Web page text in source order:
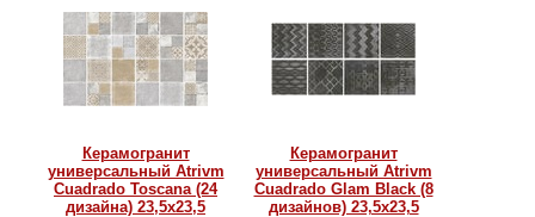
Керамогранит
универсальный Atrivm
Cuadrado Toscana (24
дизайна) 23,5х23,5
Керамогранит
универсальный Atrivm
Cuadrado Glam Black (8
дизайнов) 23,5х23,5